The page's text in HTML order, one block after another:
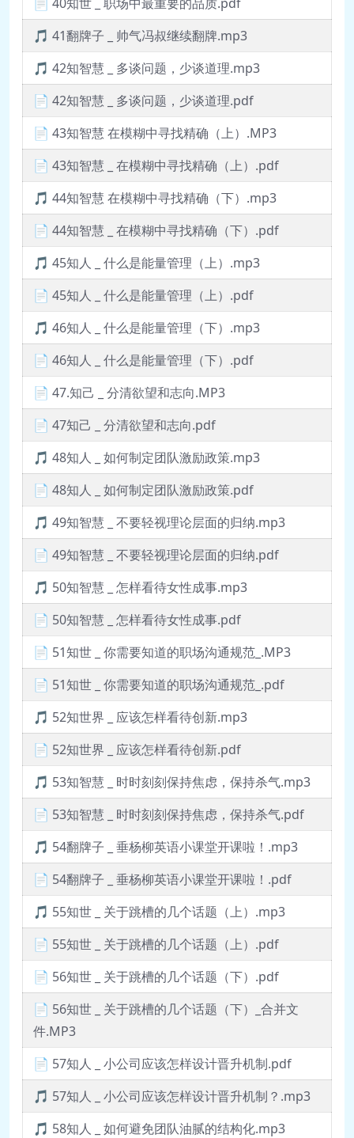
🎵 41翻牌子 _ 帅气冯叔继续翻牌.mp3
🎵 42知智慧 _ 多谈问题，少谈道理.mp3
📄 42知智慧 _ 多谈问题，少谈道理.pdf
📄 43知智慧 在模糊中寻找精确（上）.MP3
📄 43知智慧 _ 在模糊中寻找精确（上）.pdf
🎵 44知智慧 在模糊中寻找精确（下）.mp3
📄 44知智慧 _ 在模糊中寻找精确（下）.pdf
🎵 45知人 _ 什么是能量管理（上）.mp3
📄 45知人 _ 什么是能量管理（上）.pdf
🎵 46知人 _ 什么是能量管理（下）.mp3
📄 46知人 _ 什么是能量管理（下）.pdf
📄 47.知己 _ 分清欲望和志向.MP3
📄 47知己 _ 分清欲望和志向.pdf
🎵 48知人 _ 如何制定团队激励政策.mp3
📄 48知人 _ 如何制定团队激励政策.pdf
🎵 49知智慧 _ 不要轻视理论层面的归纳.mp3
📄 49知智慧 _ 不要轻视理论层面的归纳.pdf
🎵 50知智慧 _ 怎样看待女性成事.mp3
📄 50知智慧 _ 怎样看待女性成事.pdf
📄 51知世 _ 你需要知道的职场沟通规范_.MP3
📄 51知世 _ 你需要知道的职场沟通规范_.pdf
🎵 52知世界 _ 应该怎样看待创新.mp3
📄 52知世界 _ 应该怎样看待创新.pdf
🎵 53知智慧 _ 时时刻刻保持焦虑，保持杀气.mp3
📄 53知智慧 _ 时时刻刻保持焦虑，保持杀气.pdf
🎵 54翻牌子 _ 垂杨柳英语小课堂开课啦！.mp3
📄 54翻牌子 _ 垂杨柳英语小课堂开课啦！.pdf
🎵 55知世 _ 关于跳槽的几个话题（上）.mp3
📄 55知世 _ 关于跳槽的几个话题（上）.pdf
📄 56知世 _ 关于跳槽的几个话题（下）.pdf
📄 56知世 _ 关于跳槽的几个话题（下）_合并文
件.MP3
📄 57知人 _ 小公司应该怎样设计晋升机制.pdf
🎵 57知人 _ 小公司应该怎样设计晋升机制？.mp3
🎵 58知人 _ 如何避免团队油腻的结构化.mp3